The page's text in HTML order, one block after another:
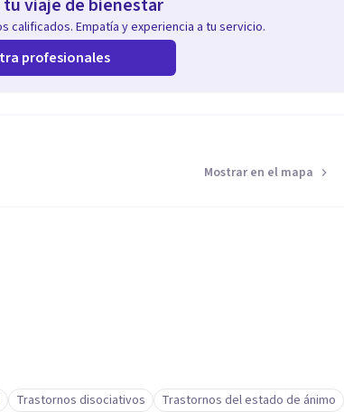
tu viaje de bienestar
calificados. Empatía y experiencia a tu servicio.
profesionales
Mostrar en el mapa
Trastornos disociativos Trastornos del estado de ánimo